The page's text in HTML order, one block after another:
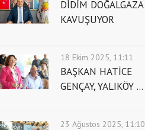
DİDİM DOĞALGAZA
KAVUŞUYOR
18 Ekim 2025, 11:11
BAŞKAN HATİCE
GENÇAY, YALIKÖY ...
23 Ağustos 2025, 11:10